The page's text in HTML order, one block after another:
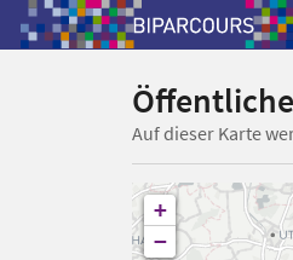
Auf dieser Karte
+
−